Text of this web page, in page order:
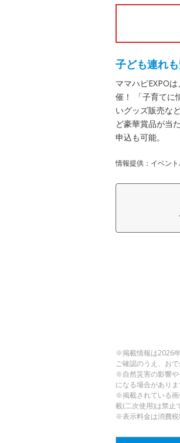
子ども連れ
ママハピEXPO
催！ 「子育てに
いグッズ販売な
ど豪華賞品が当
申込も可能。
情報提供：イベント
※掲載情報は2026
ご確認のうえ、おで
※自然災害の影響
になる場合がありま
※掲載されている
載(二次使用)は禁止
※表示料金は消費税